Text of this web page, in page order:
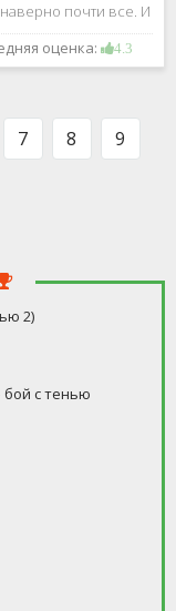
почти все. И
странно. Эта игра
сложные правила и
время, но
оценка: 4.3
7 8 9
2)
бой с тенью